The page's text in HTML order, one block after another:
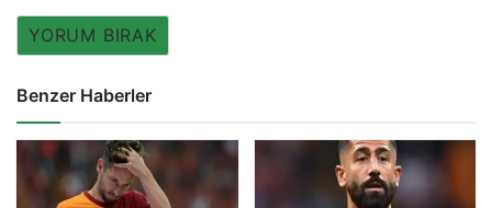
YORUM BIRAK
Benzer Haberler